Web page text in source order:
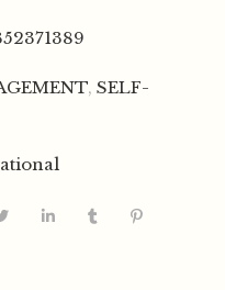
,SELF-